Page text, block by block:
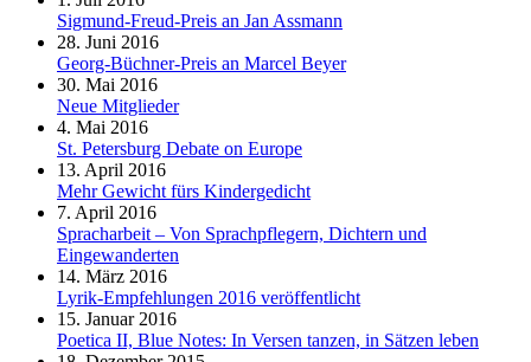
Sigmund-Freud-Preis an Jan Assmann
28. Juni 2016
Georg-Büchner-Preis an Marcel Beyer
30. Mai 2016
Neue Mitglieder
4. Mai 2016
St. Petersburg Debate on Europe
13. April 2016
Mehr Gewicht fürs Kindergedicht
7. April 2016
Spracharbeit – Von Sprachpflegern, Dichtern und
Eingewanderten
14. März 2016
Lyrik-Empfehlungen 2016 veröffentlicht
15. Januar 2016
Poetica II, Blue Notes: In Versen tanzen, in Sätzen leben